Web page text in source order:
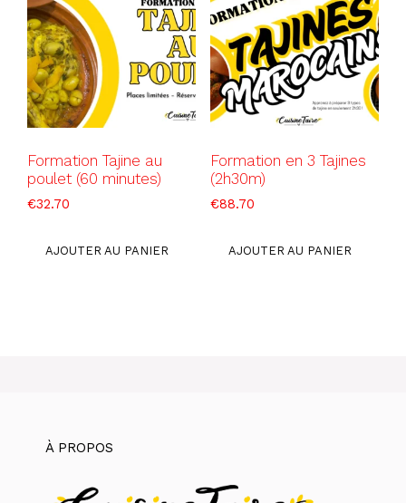
Formation Tajine au
poulet (60 minutes)
€32.70
AJOUTER AU PANIER
Formation en 3 Tajines
(2h30m)
€88.70
AJOUTER AU PANIER
À PROPOS